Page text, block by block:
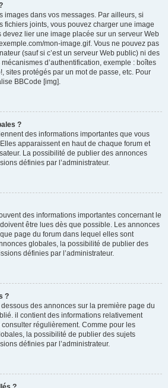
images dans vos messages. Par ailleurs, si
fichiers joints, vous pouvez charger une image
devez lier une image placée sur un serveur Web
mon-image.gif. Vous ne pouvez pas
(sauf si c’est un serveur Web public) ni des
d’authentification, exemple : boîtes
sites protégés par un mot de passe, etc. Pour
BBCode [img].
?
des informations importantes que vous
apparaissent en haut de chaque forum et
La possibilité de publier des annonces
définies par l’administrateur.
des informations importantes concernant le
être lues dès que possible. Les annonces
page du forum dans lequel elles sont
globales, la possibilité de publier des
définies par l’administrateur.
?
des annonces sur la première page du
il contient des informations relativement
régulièrement. Comme pour les
la possibilité de publier des sujets
définies par l’administrateur.